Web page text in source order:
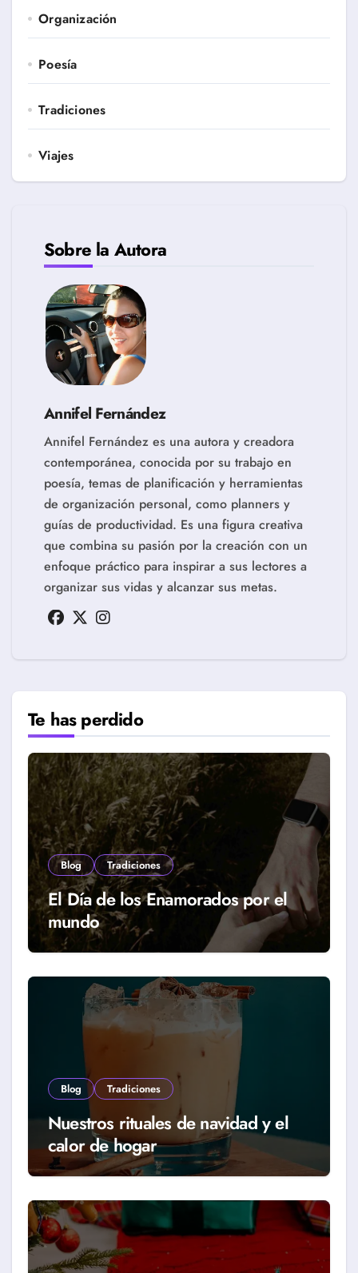
Organización
Poesía
Tradiciones
Viajes
Sobre la Autora
Annifel Fernández
Annifel Fernández es una autora y creadora
contemporánea, conocida por su trabajo en
poesía, temas de planificación y herramientas
de organización personal, como planners y
guías de productividad. Es una figura creativa
que combina su pasión por la creación con un
enfoque práctico para inspirar a sus lectores a
organizar sus vidas y alcanzar sus metas.
Te has perdido
Blog Tradiciones
El Día de los Enamorados por el
mundo
Blog Tradiciones
Nuestros rituales de navidad y el
calor de hogar